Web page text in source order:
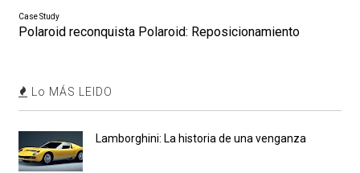
Case Study
Polaroid reconquista Polaroid: Reposicionamiento
Lo MÁS LEIDO
Lamborghini: La historia de una venganza